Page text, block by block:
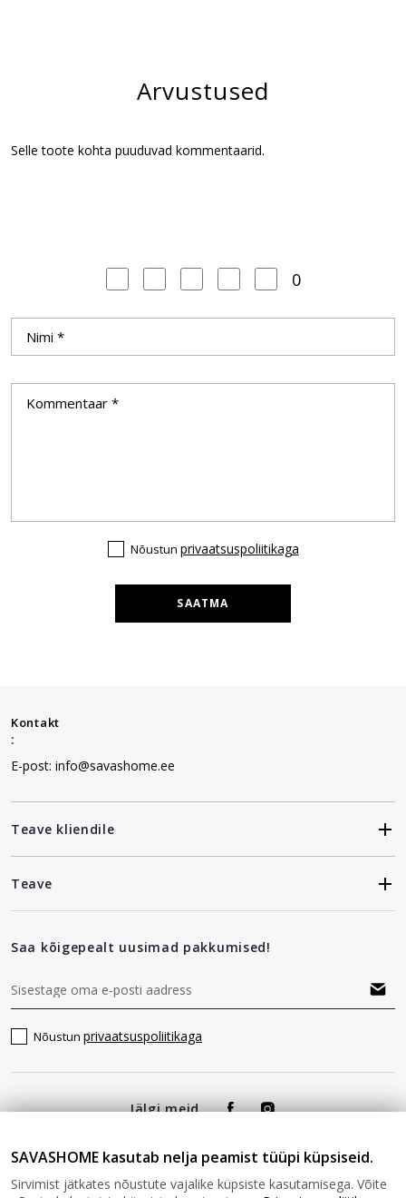
Arvustused
Selle toote kohta puuduvad kommentaarid.
0
Nõustun privaatsuspoliitikaga
SAATMA
Kontakt
:
E-post: info@savashome.ee
Teave kliendile
Teave
Saa kõigepealt uusimad pakkumised!
Nõustun privaatsuspoliitikaga
Jälgi meid
SAVASHOME kasutab nelja peamist tüüpi küpsiseid.
Sirvimist jätkates nõustute vajalike küpsiste kasutamisega. Võite